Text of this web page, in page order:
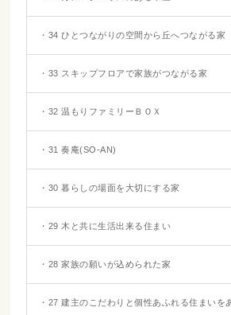
・34 ひとつながりの空間から丘へつながる家
・33 スキップフロアで家族がつながる家
・32 温もりファミリーＢＯＸ
・31 奏庵(SO-AN)
・30 暮らしの場面を大切にする家
・29 木と共に生活出来る住まい
・28 家族の願いが込められた家
・27 建主のこだわりと個性あふれる住まいを